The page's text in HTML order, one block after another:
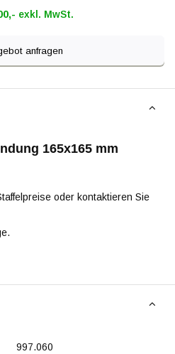
exkl. MwSt.
anfragen
165x165 mm
oder kontaktieren Sie
997.060